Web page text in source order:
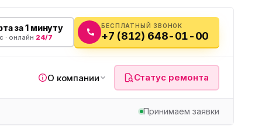
за 1 минуту
· онлайн 24/7
БЕСПЛАТНЫЙ ЗВОНОК
+7 (812) 648-01-00
О компании Статус ремонта
Принимаем заявки